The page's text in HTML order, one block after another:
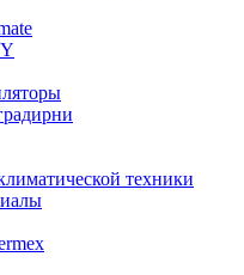
техники